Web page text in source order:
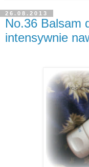
26.08.2013
No.36 Balsam
intensywnie